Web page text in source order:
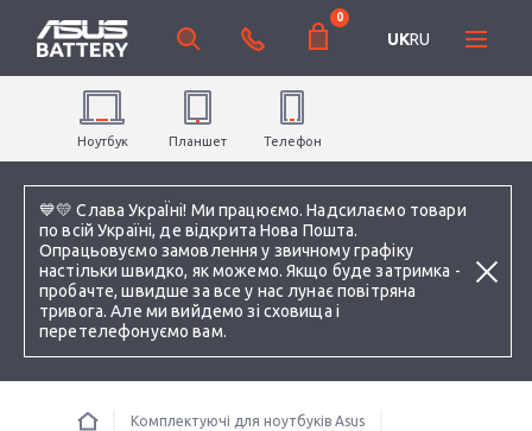
💙💛 Слава УкраЇні! Ми працюємо. Надсилаємо товари
по всій Україні, де відкрита Нова Пошта.
Опрацьовуємо замовлення у звичному графіку
настільки швидко, як можемо. Якщо буде затримка -
пробачте, швидше за все у нас лунає повітряна
тривога. Але ми вийдемо зі сховища і
перетелефонуємо вам.
0
UKRU
Ноутбук Планшет Телефон
Комплектуючі для ноутбуків Asus